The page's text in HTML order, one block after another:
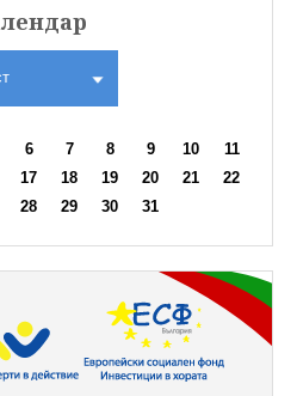
6 7 8 9 10
11
17 18 19 20 21
22
28 29 30 31